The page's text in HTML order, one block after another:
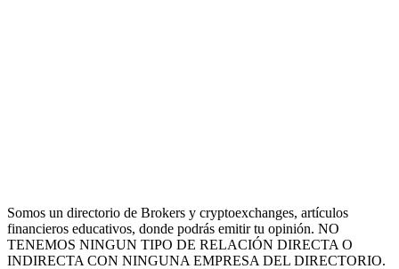
Somos un directorio de Brokers y cryptoexchanges, artículos
financieros educativos, donde podrás emitir tu opinión. NO
TENEMOS NINGUN TIPO DE RELACIÓN DIRECTA O
INDIRECTA CON NINGUNA EMPRESA DEL DIRECTORIO.